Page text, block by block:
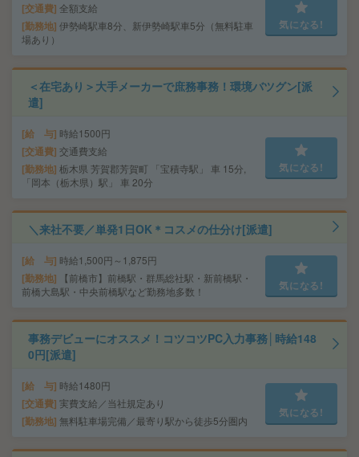
交通費 全額支給
勤務地 伊勢崎駅車8分、新伊勢崎駅車5分（無料駐車
場あり）
気になる!
＜在宅あり＞大手メーカーで庶務事務！環境バツグン[派
遣]
給 与 時給1500円
交通費 交通費支給
勤務地 栃木県 芳賀郡芳賀町 「宝積寺駅」 車 15分,
「岡本（栃木県）駅」 車 20分
気になる!
＼来社不要／単発1日OK＊コスメの仕分け[派遣]
給 与 時給1,500円～1,875円
勤務地
【前橋市】前橋駅・群馬総社駅・新前橋駅・
前橋大島駅・中央前橋駅など勤務地多数！
気になる!
事務デビューにオススメ！コツコツPC入力事務│時給148
0円[派遣]
給 与 時給1480円
交通費 実費支給／当社規定あり
勤務地 無料駐車場完備／最寄り駅から徒歩5分圏内
気になる!